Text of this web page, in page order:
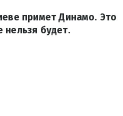
примет Динамо. Это
нельзя будет.